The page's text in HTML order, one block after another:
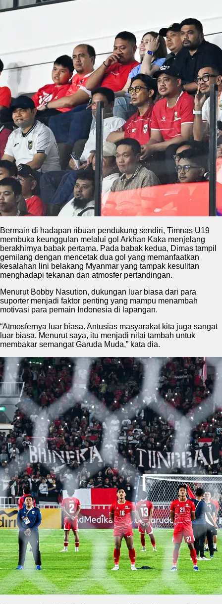
Bermain di hadapan ribuan pendukung sendiri, Timnas U19
membuka keunggulan melalui gol Arkhan Kaka menjelang
berakhirnya babak pertama. Pada babak kedua, Dimas tampil
gemilang dengan mencetak dua gol yang memanfaatkan
kesalahan lini belakang Myanmar yang tampak kesulitan
menghadapi tekanan dan atmosfer pertandingan.
Menurut Bobby Nasution, dukungan luar biasa dari para
suporter menjadi faktor penting yang mampu menambah
motivasi para pemain Indonesia di lapangan.
“Atmosfernya luar biasa. Antusias masyarakat kita juga sangat
luar biasa. Menurut saya, itu menjadi nilai tambah untuk
membakar semangat Garuda Muda,” kata dia.